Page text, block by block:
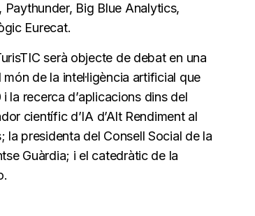
Big Blue Analytics,
Eurecat.
serà objecte de debat en una
de la intel·ligència artificial que
la recerca d’aplicacions dins del
científic d’IA d’Alt Rendiment al
la presidenta del Consell Social de la
Guàrdia; i el catedràtic de la